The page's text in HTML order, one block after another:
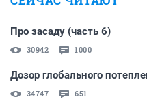
Про засаду (часть 6)
30942 1000
Дозор глобального
34747 651